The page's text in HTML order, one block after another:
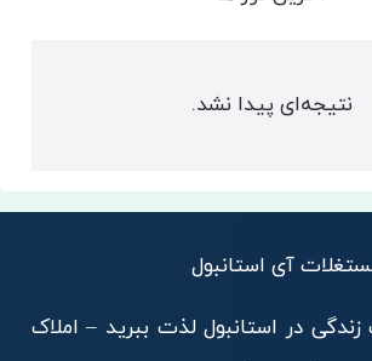
نتیجه‌ای پیدا نشد.
آی استانبول
در استانبول لذت ببرید – املاک